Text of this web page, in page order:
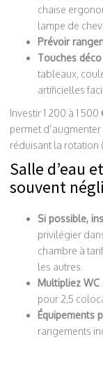
chaise
lampe de
Prévoir
Touches
tableaux,
artificielles
Investir 1 200 à 1
permet
réduisant la rotation
Salle d’eau
souvent
Si possible,
privilégier
chambre à
les autres.
Multipliez WC
pour 2,5
Équipements
rangements